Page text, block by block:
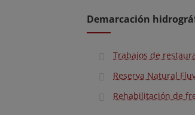
Demarcación
Trabajos de
Reserva Natural
Rehabilitación de